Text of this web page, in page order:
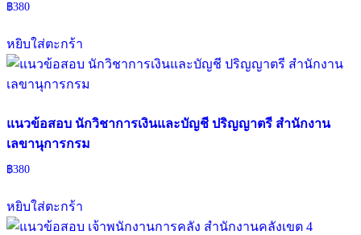
฿380
หยิบใส่ตะกร้า
แนวข้อสอบ นักวิชาการเงินและบัญชี ปริญญาตรี สำนักงาน
เลขานุการกรม
฿380
หยิบใส่ตะกร้า